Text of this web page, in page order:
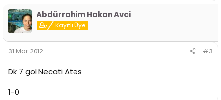
Abdürrahim Hakan Avci
Kayıtlı Üye
31 Mar 2012 #3
Dk 7 gol Necati Ates
1-0